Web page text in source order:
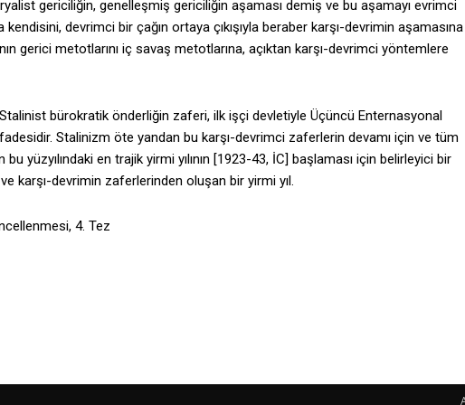
gericiliğin, genelleşmiş gericiliğin aşaması demiş ve bu aşamayı evrimci
devrimci bir çağın ortaya çıkışıyla beraber karşı-devrimin aşamasına
gerici metotlarını iç savaş metotlarına, açıktan karşı-devrimci yöntemlere
bürokratik önderliğin zaferi, ilk işçi devletiyle Üçüncü Enternasyonal
Stalinizm öte yandan bu karşı-devrimci zaferlerin devamı için ve tüm
yüzyılındaki en trajik yirmi yılının [1923-43, İC] başlaması için belirleyici bir
karşı-devrimin zaferlerinden oluşan bir yirmi yıl.
4. Tez